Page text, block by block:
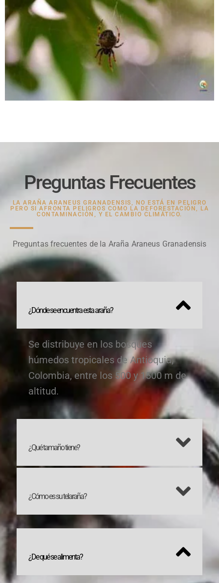
Preguntas Frecuentes
LA ARAÑA ARANEUS GRANADENSIS, NO ESTÁ EN PELIGRO
PERO SI AFRONTA PELIGROS COMO LA DEFORESTACIÓN, LA
CONTAMINACIÓN, Y EL CAMBIO CLIMÁTICO.
Preguntas frecuentes de la Araña Araneus Granadensis
¿Dónde se encuentra esta araña?
Se distribuye en los bosques
húmedos tropicales de Antioquia,
Colombia, entre los 500 y 1500 m de
altitud.
¿Qué tamaño tiene?
¿Cómo es su telaraña?
¿De qué se alimenta?